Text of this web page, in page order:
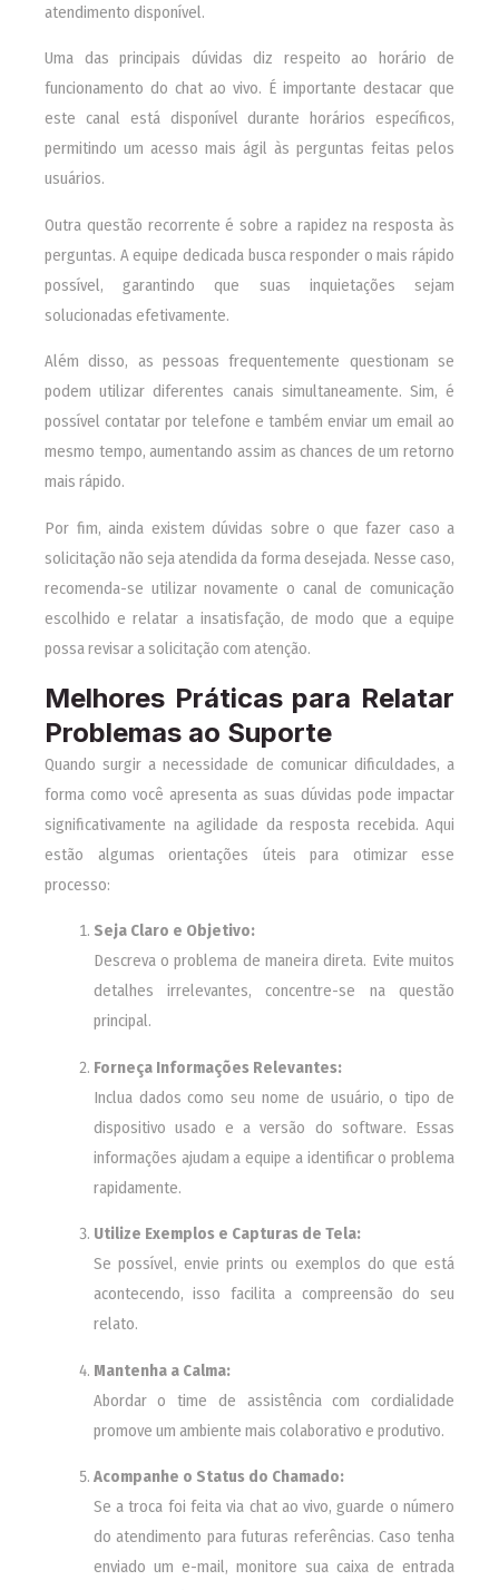
atendimento disponível.
Uma das principais dúvidas diz respeito ao horário de
funcionamento do chat ao vivo. É importante destacar que
este canal está disponível durante horários específicos,
permitindo um acesso mais ágil às perguntas feitas pelos
usuários.
Outra questão recorrente é sobre a rapidez na resposta às
perguntas. A equipe dedicada busca responder o mais rápido
possível, garantindo que suas inquietações sejam
solucionadas efetivamente.
Além disso, as pessoas frequentemente questionam se
podem utilizar diferentes canais simultaneamente. Sim, é
possível contatar por telefone e também enviar um email ao
mesmo tempo, aumentando assim as chances de um retorno
mais rápido.
Por fim, ainda existem dúvidas sobre o que fazer caso a
solicitação não seja atendida da forma desejada. Nesse caso,
recomenda-se utilizar novamente o canal de comunicação
escolhido e relatar a insatisfação, de modo que a equipe
possa revisar a solicitação com atenção.
Melhores Práticas para Relatar
Problemas ao Suporte
Quando surgir a necessidade de comunicar dificuldades, a
forma como você apresenta as suas dúvidas pode impactar
significativamente na agilidade da resposta recebida. Aqui
estão algumas orientações úteis para otimizar esse
processo:
Seja Claro e Objetivo:
Descreva o problema de maneira direta. Evite muitos
detalhes irrelevantes, concentre-se na questão
principal.
Forneça Informações Relevantes:
Inclua dados como seu nome de usuário, o tipo de
dispositivo usado e a versão do software. Essas
informações ajudam a equipe a identificar o problema
rapidamente.
Utilize Exemplos e Capturas de Tela:
Se possível, envie prints ou exemplos do que está
acontecendo, isso facilita a compreensão do seu
relato.
Mantenha a Calma:
Abordar o time de assistência com cordialidade
promove um ambiente mais colaborativo e produtivo.
Acompanhe o Status do Chamado:
Se a troca foi feita via chat ao vivo, guarde o número
do atendimento para futuras referências. Caso tenha
enviado um e-mail, monitore sua caixa de entrada